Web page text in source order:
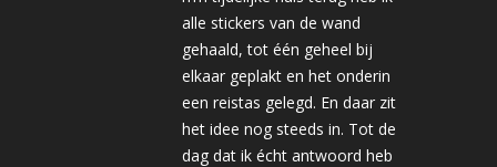
alle stickers van de wand
gehaald, tot één geheel bij
elkaar geplakt en het onderin
een reistas gelegd. En daar zit
het idee nog steeds in. Tot de
dag dat ik écht antwoord heb